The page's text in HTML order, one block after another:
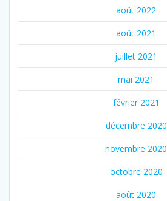
août 2022
août 2021
juillet 2021
mai 2021
février 2021
décembre 2020
novembre 2020
octobre 2020
août 2020